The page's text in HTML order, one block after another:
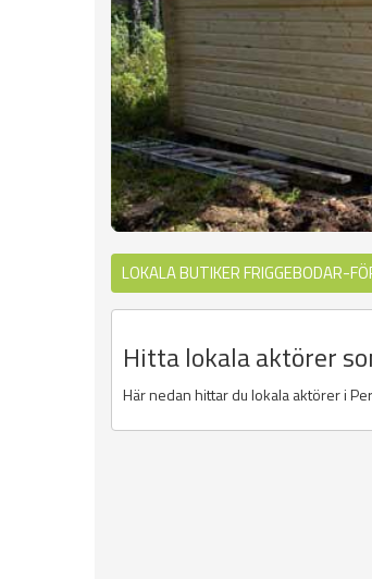
LOKALA BUTIKER FRIGGEBODAR-
Hitta lokala aktörer
Här nedan hittar du lokala aktörer i